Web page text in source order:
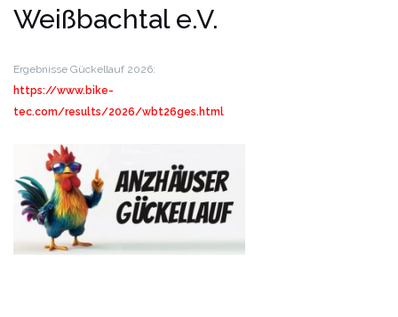
Weißbachtal e.V.
Ergebnisse Gückellauf 2026:
https://www.bike-
tec.com/results/2026/wbt26ges.html